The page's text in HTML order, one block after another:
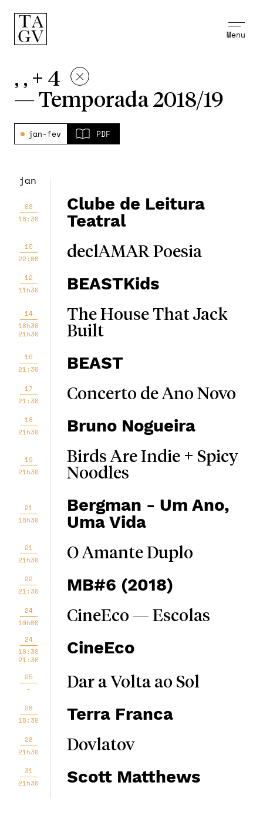
Menu
, , + 4
— Temporada 2018/19
jan-fev PDF
jan
08
18:30
Clube de Leitura
Teatral
10
22:00
declAMAR Poesia
12
11h30
BEASTKids
14
18h30
21h30
The House That Jack
Built
16
21:30
BEAST
17
21:30
Concerto de Ano Novo
18
21h30
Bruno Nogueira
19
21h30
Birds Are Indie + Spicy
Noodles
21
18h30
Bergman - Um Ano,
Uma Vida
21
21h30
O Amante Duplo
22
21:30
MB#6 (2018)
24
10h00
CineEco — Escolas
24
18:30
21:30
CineEco
25
-
Dar a Volta ao Sol
28
18:30
Terra Franca
28
21h30
Dovlatov
31
21h30
Scott Matthews